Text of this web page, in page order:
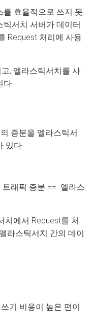
효율적으로 쓰지 못
틱서치 서버가 데이터
Request 처리에 사용
, 엘라스틱서치를 사
다.
증분을 엘라스틱서
있다.
트래픽 증분 == 엘라스
치에서 Request를 처
라스틱서치 간의 데이
기 비용이 높은 편이